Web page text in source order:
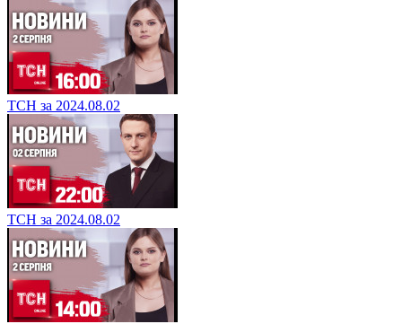
ТСН за 2024.08.02
ТСН за 2024.08.02